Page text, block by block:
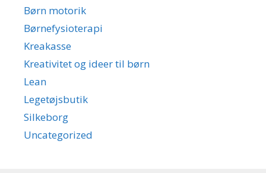
Børn motorik
Børnefysioterapi
Kreakasse
Kreativitet og ideer til børn
Lean
Legetøjsbutik
Silkeborg
Uncategorized